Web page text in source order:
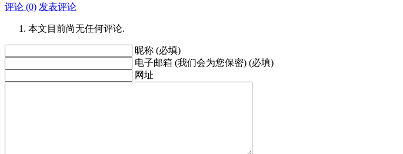
评论 (0) 发表评论
本文目前尚无任何评论.
昵称 (必填)
电子邮箱 (我们会为您保密) (必填)
网址